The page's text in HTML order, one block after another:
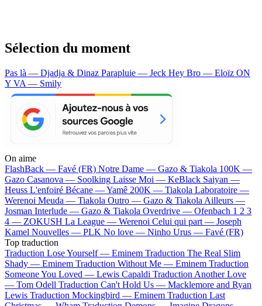
Sélection du moment
Pas là — Djadja & Dinaz Parapluie — Jeck Hey Bro — Eloïz ON
Y VA — Smily
On aime
FlashBack — Favé (FR) Notre Dame — Gazo & Tiakola 100K —
Gazo Casanova — Soolking Laisse Moi — KeBlack Saiyan —
Heuss L'enfoiré Bécane —Yamê 200K — Tiakola Laboratoire —
Werenoi Meuda — Tiakola Outro — Gazo & Tiakola Ailleurs —
Josman Interlude — Gazo & Tiakola Overdrive — Ofenbach 1 2 3
4 — ZOKUSH La League — Werenoi Celui qui part — Joseph
Kamel Nouvelles — PLK No love — Ninho Urus — Favé (FR)
Top traduction
Traduction Lose Yourself — Eminem Traduction The Real Slim
Shady — Eminem Traduction Without Me — Eminem Traduction
Someone You Loved — Lewis Capaldi Traduction Another Love
— Tom Odell Traduction Can't Hold Us — Macklemore and Ryan
Lewis Traduction Mockingbird — Eminem Traduction Last